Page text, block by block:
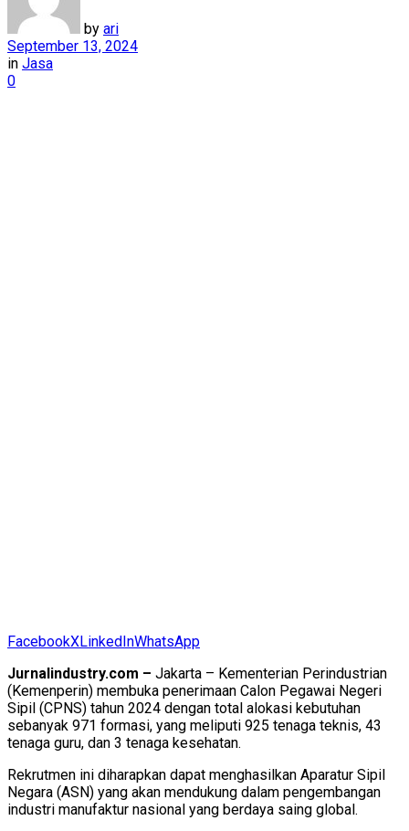
by ari
September 13, 2024
in Jasa
0
FacebookXLinkedInWhatsApp
Jurnalindustry.com – Jakarta – Kementerian Perindustrian
(Kemenperin) membuka penerimaan Calon Pegawai Negeri
Sipil (CPNS) tahun 2024 dengan total alokasi kebutuhan
sebanyak 971 formasi, yang meliputi 925 tenaga teknis, 43
tenaga guru, dan 3 tenaga kesehatan.
Rekrutmen ini diharapkan dapat menghasilkan Aparatur Sipil
Negara (ASN) yang akan mendukung dalam pengembangan
industri manufaktur nasional yang berdaya saing global.